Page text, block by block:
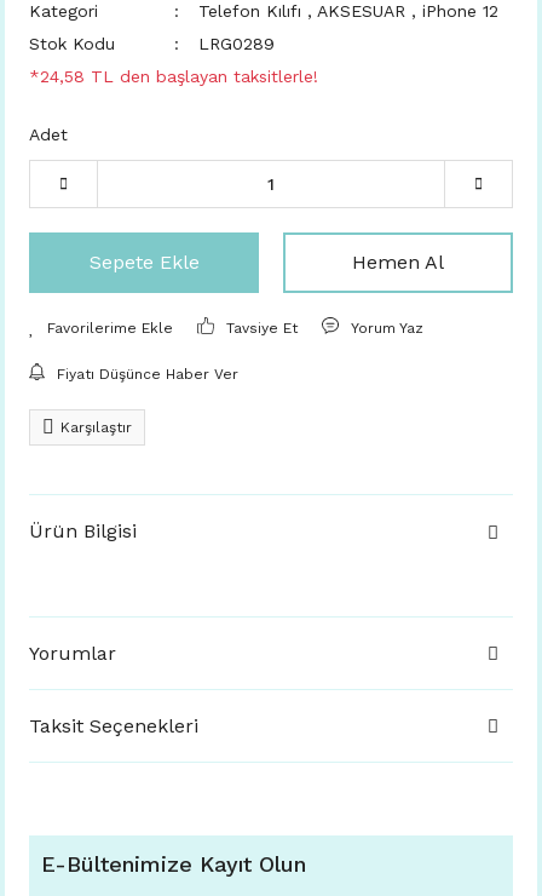
Kategori Telefon Kılıfı , AKSESUAR , iPhone 12
Stok Kodu
LRG0289
*24,58 TL den başlayan taksitlerle!
Adet
Sepete Ekle Hemen Al
Tavsiye Et Yorum Yaz
Fiyatı Düşünce Haber Ver
Karşılaştır
Ürün Bilgisi
Yorumlar
Taksit Seçenekleri
E-Bültenimize Kayıt Olun